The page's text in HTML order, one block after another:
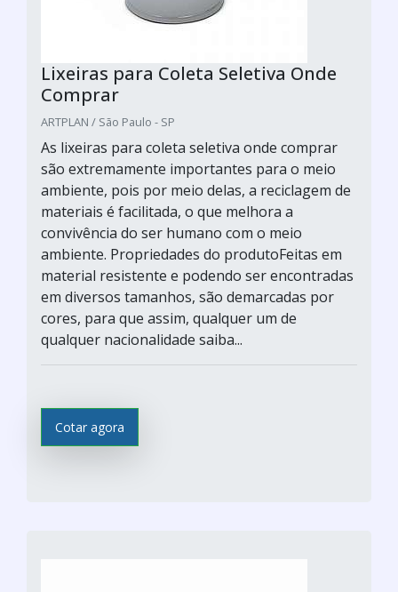
Lixeiras para Coleta Seletiva Onde
Comprar
ARTPLAN / São Paulo - SP
As lixeiras para coleta seletiva onde comprar
são extremamente importantes para o meio
ambiente, pois por meio delas, a reciclagem de
materiais é facilitada, o que melhora a
convivência do ser humano com o meio
ambiente. Propriedades do produtoFeitas em
material resistente e podendo ser encontradas
em diversos tamanhos, são demarcadas por
cores, para que assim, qualquer um de
qualquer nacionalidade saiba...
Cotar agora